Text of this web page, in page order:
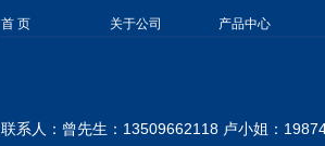
首 页 关于公司 产品中心
联系人：曾先生：13509662118 卢小姐：